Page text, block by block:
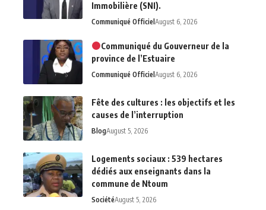
Immobilière (SNI).
Communiqué Officiel August 6, 2026
Communiqué du Gouverneur de la
province de l’Estuaire
Communiqué Officiel August 6, 2026
Fête des cultures : les objectifs et les
causes de l’interruption
BlogAugust 5, 2026
Logements sociaux : 539 hectares
dédiés aux enseignants dans la
commune de Ntoum
SociétéAugust 5, 2026